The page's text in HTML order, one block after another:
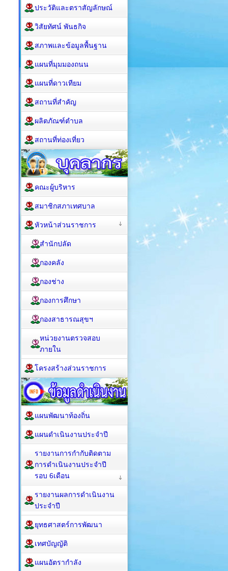
ประวัติและตราสัญลักษณ์
วิสัยทัศน์ พันธกิจ
สภาพและข้อมูลพื้นฐาน
แผนที่มุมมองถนน
แผนที่ดาวเทียม
สถานที่สำคัญ
ผลิตภัณฑ์ตำบล
สถานที่ท่องเที่ยว
คณะผู้บริหาร
สมาชิกสภาเทศบาล
หัวหน้าส่วนราชการ
สำนักปลัด
กองคลัง
กองช่าง
กองการศึกษา
กองสาธารณสุขฯ
หน่วยงานตรวจสอบ
ภายใน
โครงสร้างส่วนราชการ
แผนพัฒนาท้องถิ่น
แผนดำเนินงานประจำปี
รายงานการกำกับติดตาม
การดำเนินงานประจำปี
รอบ 6เดือน
รายงานผลการดำเนินงาน
ประจำปี
ยุทธศาสตร์การพัฒนา
เทศบัญญัติ
แผนอัตรากำลัง